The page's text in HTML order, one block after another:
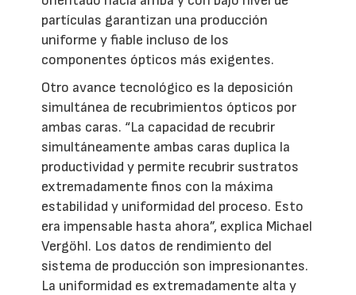
partículas garantizan una producción
uniforme y fiable incluso de los
componentes ópticos más exigentes.
Otro avance tecnológico es la deposición
simultánea de recubrimientos ópticos por
ambas caras. “La capacidad de recubrir
simultáneamente ambas caras duplica la
productividad y permite recubrir sustratos
extremadamente finos con la máxima
estabilidad y uniformidad del proceso. Esto
era impensable hasta ahora”, explica Michael
Vergöhl. Los datos de rendimiento del
sistema de producción son impresionantes.
La uniformidad es extremadamente alta y